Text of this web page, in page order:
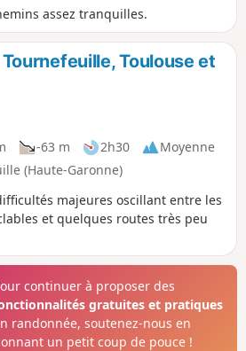
assez tranquilles.
Toulouse et
-63 m 2h30
Moyenne
(Haute-Garonne)
majeures oscillant entre les
et quelques routes très peu
continuer à proposer des
gratuites et pratiques
randonnée, soutenez-nous en
un petit coup de pouce !